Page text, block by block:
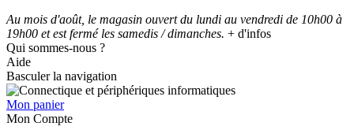
Au mois d'août, le magasin ouvert du lundi au vendredi de 10h00 à
19h00 et est fermé les samedis / dimanches. + d'infos
Qui sommes-nous ?
Aide
Basculer la navigation
Mon panier
Mon Compte